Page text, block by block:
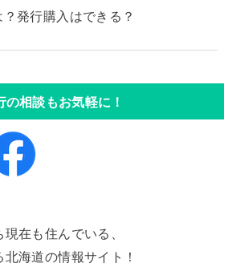
発行購入はできる？
の相談もお気軽に！
在も住んでいる、
海道の情報サイト！